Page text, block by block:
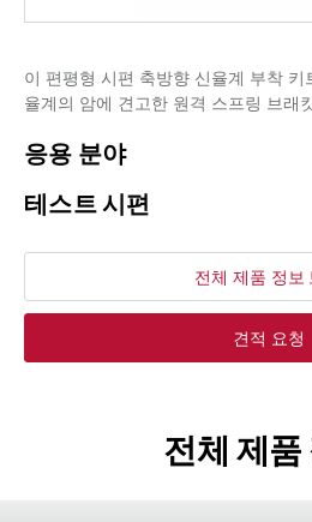
이 편평형 시편 축방향 신율계 부착 키
율계의 암에 견고한 원격 스프링 브래
응용 분야
테스트 시편
전체 제품 정보
견적 요청
전체 제품